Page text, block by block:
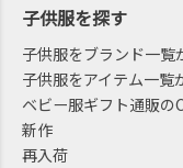
子供服を探す
子供服をブランド一覧
子供服をアイテム一覧
ベビー服ギフト通販の
新作
再入荷